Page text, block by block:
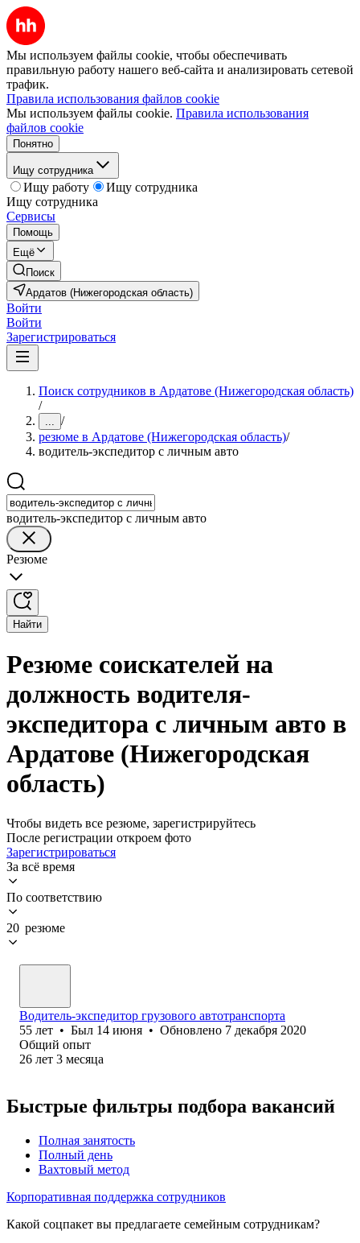
Мы используем файлы cookie, чтобы обеспечивать
правильную работу нашего веб-сайта и анализировать сетевой
трафик.
Правила использования файлов cookie
Мы используем файлы cookie. Правила использования
файлов cookie
Понятно
Ищу сотрудника
Ищу работу
Ищу сотрудника
Ищу сотрудника
Сервисы
Помощь
Ещё
Поиск
Ардатов (Нижегородская область)
Войти
Войти
Зарегистрироваться
Поиск сотрудников в Ардатове (Нижегородская область)
/
... /
резюме в Ардатове (Нижегородская область)/
водитель-экспедитор с личным авто
водитель-экспедитор с личным авто
Резюме
Найти
Резюме соискателей на
должность водителя-
экспедитора с личным авто в
Ардатове (Нижегородская
область)
Чтобы видеть все резюме, зарегистрируйтесь
После регистрации откроем фото
Зарегистрироваться
За всё время
По соответствию
20 резюме
Водитель-экспедитор грузового автотранспорта
55 лет • Был 14 июня • Обновлено 7 декабря 2020
Общий опыт
26 лет 3 месяца
Быстрые фильтры подбора вакансий
Полная занятость
Полный день
Вахтовый метод
Корпоративная поддержка сотрудников
Какой соцпакет вы предлагаете семейным сотрудникам?